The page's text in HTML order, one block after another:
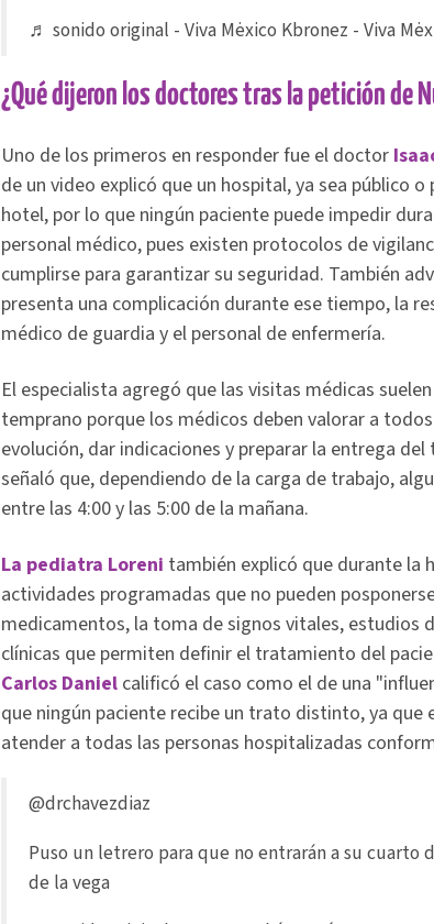
♬ sonido original - Viva Mėxico Kbronez - Viva
¿Qué dijeron los doctores tras la petición de
Uno de los primeros en responder fue el doctor
de un video explicó que un hospital, ya sea público
hotel, por lo que ningún paciente puede impedir
personal médico, pues existen protocolos de
cumplirse para garantizar su seguridad. También
presenta una complicación durante ese tiempo, la
médico de guardia y el personal de enfermería.
El especialista agregó que las visitas médicas
temprano porque los médicos deben valorar a
evolución, dar indicaciones y preparar la entrega
señaló que, dependiendo de la carga de trabajo,
entre las 4:00 y las 5:00 de la mañana.
La pediatra Loreni también explicó que durante la
actividades programadas que no pueden
medicamentos, la toma de signos vitales, estudios
clínicas que permiten definir el tratamiento del
Carlos Daniel calificó el caso como el de una
que ningún paciente recibe un trato distinto, ya que
atender a todas las personas hospitalizadas
@drchavezdiaz
Puso un letrero para que no entrarán a su cuarto
de la vega